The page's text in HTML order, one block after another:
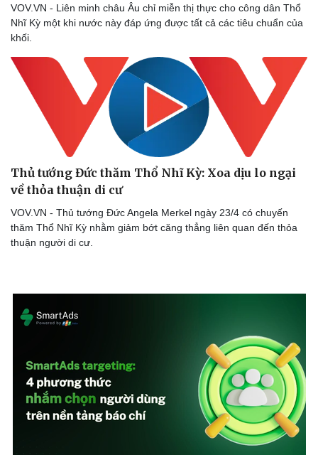
VOV.VN - Liên minh châu Âu chỉ miễn thị thực cho công dân Thổ
Nhĩ Kỳ một khi nước này đáp ứng được tất cả các tiêu chuẩn của
khối.
Thủ tướng Đức thăm Thổ Nhĩ Kỳ: Xoa dịu lo ngại
về thỏa thuận di cư
VOV.VN - Thủ tướng Đức Angela Merkel ngày 23/4 có chuyến
thăm Thổ Nhĩ Kỳ nhằm giảm bớt căng thẳng liên quan đến thỏa
thuận người di cư.